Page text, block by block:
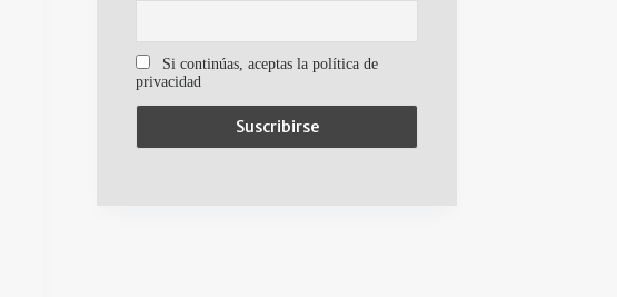
Si continúas, aceptas la política de
privacidad